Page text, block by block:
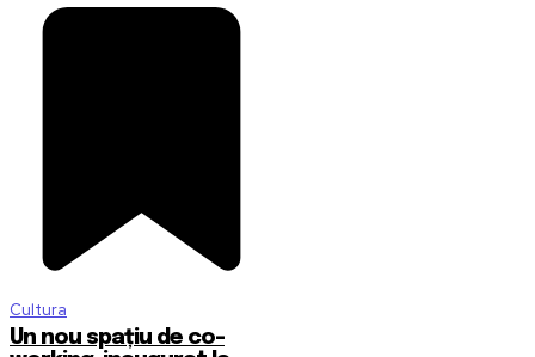
Cultura
Un nou spațiu de co-